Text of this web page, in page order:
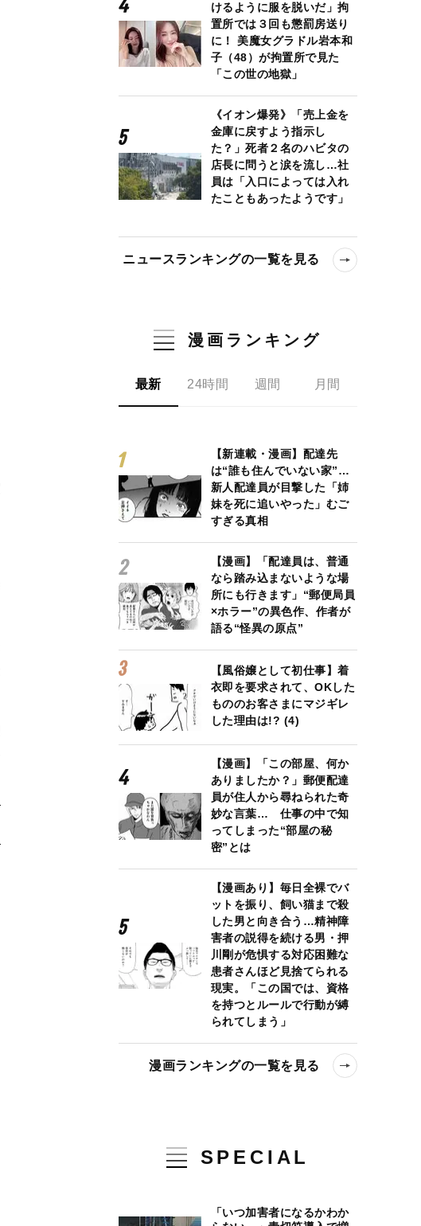
けるように服を脱いだ」拘
置所では３回も懲罰房送り
に！ 美魔女グラドル岩本和
子（48）が拘置所で見た
「この世の地獄」
《イオン爆発》「売上金を
金庫に戻すよう指示し
た？」死者２名のハビタの
店長に問うと涙を流し…社
員は「入口によっては入れ
たこともあったようです」
ニュースランキングの一覧を見る
漫画ランキング
最新 24時間 週間 月間
【新連載・漫画】配達先
は“誰も住んでいない家”…
新人配達員が目撃した「姉
妹を死に追いやった」むご
すぎる真相
【漫画】「配達員は、普通
なら踏み込まないような場
所にも行きます」“郵便局員
×ホラー”の異色作、作者が
語る“怪異の原点”
【風俗嬢として初仕事】着
衣即を要求されて、OKした
もののお客さまにマジギレ
した理由は!? (4)
【漫画】「この部屋、何か
ありましたか？」郵便配達
員が住人から尋ねられた奇
妙な言葉… 仕事の中で知
ってしまった“部屋の秘
密”とは
【漫画あり】毎日全裸でバ
ットを振り、飼い猫まで殺
した男と向き合う…精神障
害者の説得を続ける男・押
川剛が危惧する対応困難な
患者さんほど見捨てられる
現実。「この国では、資格
を持つとルールで行動が縛
られてしまう」
漫画ランキングの一覧を見る
SPECIAL
「いつ加害者になるかわか